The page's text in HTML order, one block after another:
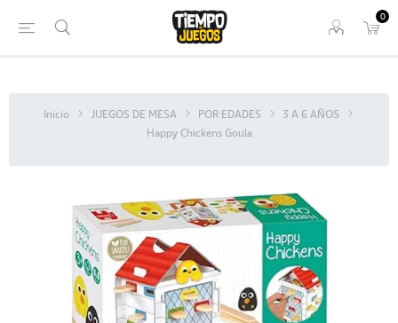
0
Inicio JUEGOS DE MESA POR EDADES
3 A 6 AÑOS
Happy Chickens Goula